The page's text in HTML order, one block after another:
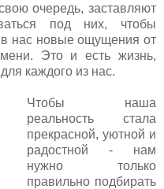
очередь, заставляют
под них, чтобы
в нас новые ощущения от
Это и есть жизнь,
каждого из нас.
Чтобы наша
реальность стала
прекрасной, уютной и
радостной - нам
нужно только
правильно подбирать